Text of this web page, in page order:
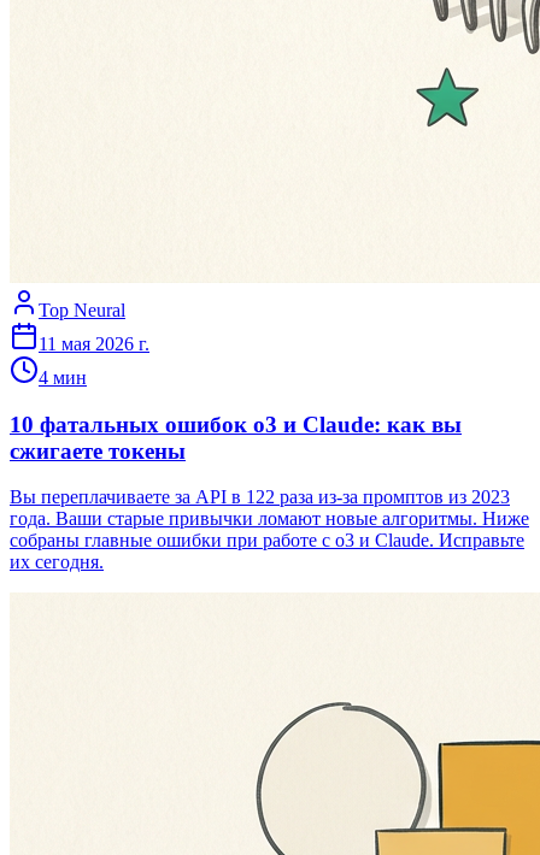
Top Neural
11 мая 2026 г.
4 мин
10 фатальных ошибок o3 и Claude: как вы
сжигаете токены
Вы переплачиваете за API в 122 раза из-за промптов из 2023
года. Ваши старые привычки ломают новые алгоритмы. Ниже
собраны главные ошибки при работе с o3 и Claude. Исправьте
их сегодня.